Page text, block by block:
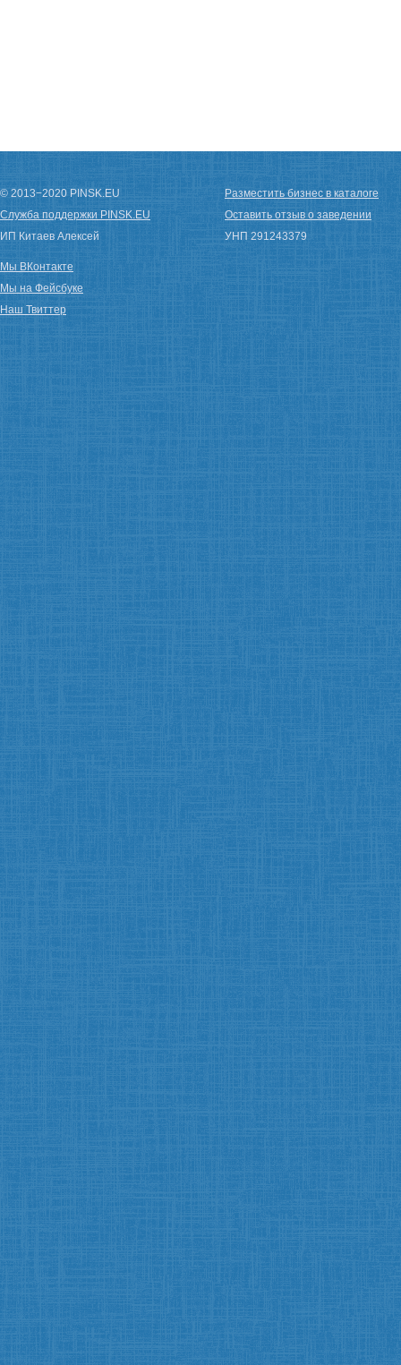
© 2013−2020 PINSK.EU
Служба поддержки PINSK.EU
ИП Китаев Алексей
Разместить бизнес в каталоге
Оставить отзыв о заведении
УНП 291243379
Мы ВКонтакте
Мы на Фейсбуке
Наш Твиттер